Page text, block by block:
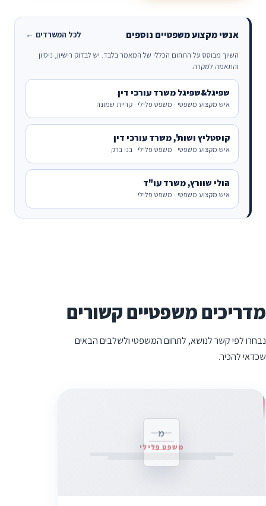
אנשי מקצוע משפטיים נוספים לכל המשרדים ←
השיוך מבוסס על התחום הכללי של המאמר בלבד. יש לבדוק רישיון, ניסיון
והתאמה למקרה.
שפיגל&שפיגל משרד עורכי דין
איש מקצוע משפטי · משפט פלילי · קריית שמונה
קוסטליץ ושות', משרד עורכי דין
איש מקצוע משפטי · משפט פלילי · בני ברק
הולי שוורץ, משרד עו"ד
איש מקצוע משפטי · משפט פלילי
מדריכים משפטיים קשורים
נבחרו לפי קשר לנושא, לתחום המשפטי ולשלבים הבאים
שכדאי להכיר.
מ
משפט פלילי